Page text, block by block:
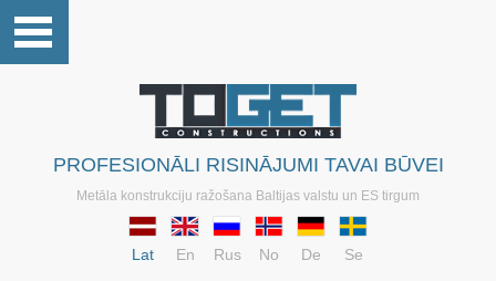
PROFESIONĀLI RISINĀJUMI TAVAI BŪVEI
Metāla konstrukciju ražošana Baltijas valstu un ES tirgum
Lat En Rus No De Se